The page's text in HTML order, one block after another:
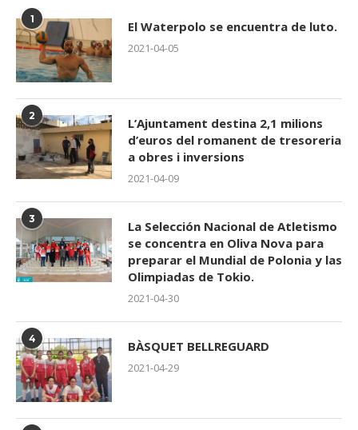
1 El Waterpolo se encuentra de luto.
2021-04-05
2
L’Ajuntament destina 2,1 milions
d’euros del romanent de tresoreria
a obres i inversions
2021-04-09
3
La Selección Nacional de Atletismo
se concentra en Oliva Nova para
preparar el Mundial de Polonia y las
Olimpiadas de Tokio.
2021-04-30
4 BÀSQUET BELLREGUARD
2021-04-29